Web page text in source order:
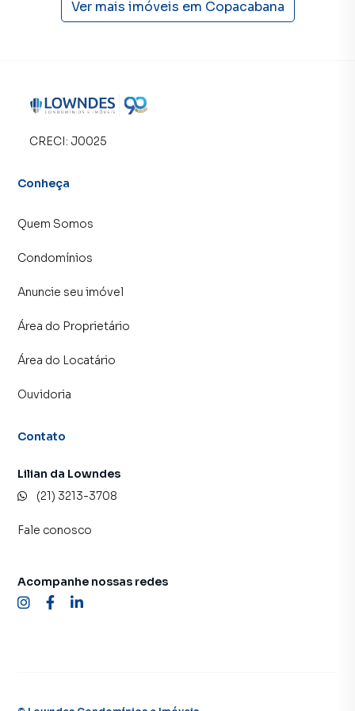
Ver mais imóveis em Copacabana
CRECI: J0025
Conheça
Quem Somos
Condomínios
Anuncie seu imóvel
Área do Proprietário
Área do Locatário
Ouvidoria
Contato
Lilian da Lowndes
(21) 3213-3708
Fale conosco
Acompanhe nossas redes